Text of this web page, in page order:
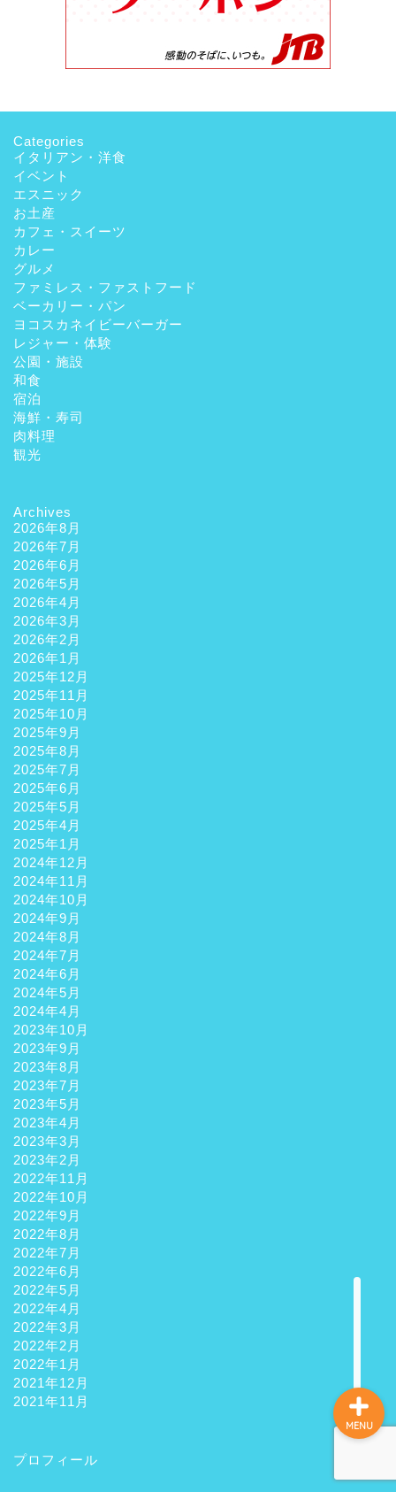
Categories
イタリアン・洋食
イベント
エスニック
お土産
カフェ・スイーツ
カレー
グルメ
ファミレス・ファストフード
ベーカリー・パン
ヨコスカネイビーバーガー
レジャー・体験
公園・施設
和食
宿泊
海鮮・寿司
肉料理
観光
Archives
2026年8月
2026年7月
2026年6月
2026年5月
2026年4月
2026年3月
2026年2月
2026年1月
2025年12月
2025年11月
2025年10月
2025年9月
2025年8月
2025年7月
2025年6月
2025年5月
2025年4月
2025年1月
2024年12月
2024年11月
2024年10月
2024年9月
2024年8月
2024年7月
2024年6月
2024年5月
2024年4月
2023年10月
2023年9月
2023年8月
2023年7月
2023年5月
2023年4月
2023年3月
2023年2月
2022年11月
2022年10月
2022年9月
2022年8月
2022年7月
2022年6月
2022年5月
2022年4月
2022年3月
2022年2月
2022年1月
2021年12月
2021年11月
プロフィール
MENU